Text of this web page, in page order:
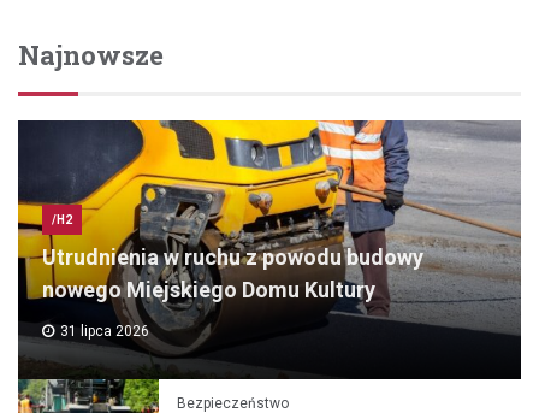
Najnowsze
/H2
Utrudnienia w ruchu z powodu budowy
nowego Miejskiego Domu Kultury
31 lipca 2026
Bezpieczeństwo